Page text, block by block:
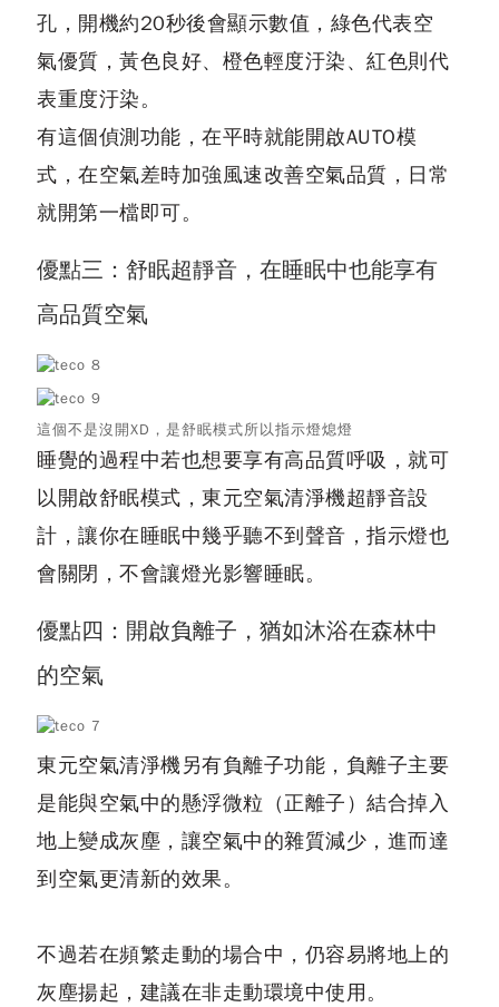
孔 ，開機約20秒後會顯示數值，綠色代表空
氣優質，黃色良好、橙色輕度汙染、紅色則代
表重度汙染。
有這個偵測功能，在平時就能開啟AUTO模
式，在空氣差時加強風速改善空氣品質，日常
就開第一檔即可。
優點三：舒眠超靜音，在睡眠中也能享有
高品質空氣
這個不是沒開XD，是舒眠模式所以指示燈熄燈
睡覺的過程中若也想要享有高品質呼吸，就可
以開啟舒眠模式，東元空氣清淨機超靜音設
計，讓你在睡眠中幾乎聽不到聲音，指示燈也
會關閉，不會讓燈光影響睡眠。
優點四：開啟負離子，猶如沐浴在森林中
的空氣
東元空氣清淨機另有負離子功能，負離子主要
是能與空氣中的懸浮微粒（正離子）結合掉入
地上變成灰塵，讓空氣中的雜質減少，進而達
到空氣更清新的效果。
不過若在頻繁走動的場合中，仍容易將地上的
灰塵揚起，建議在非走動環境中使用。